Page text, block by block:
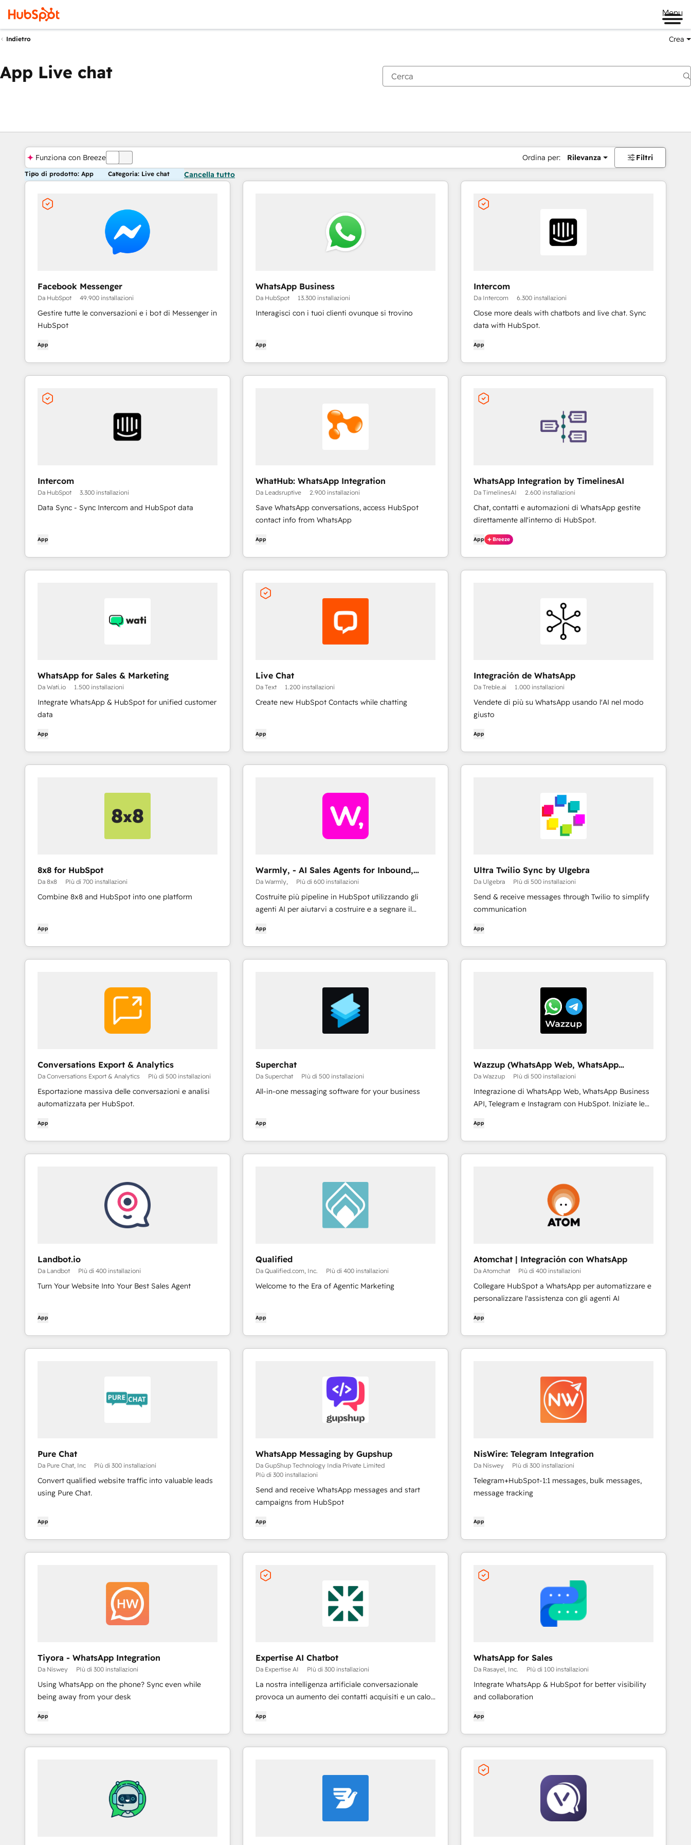
Menu
Indietro Crea
App Live chat
Funziona con BreezeOFF Ordina per: Rilevanza Filtri
Tipo di prodotto: App Categoria: Live chat Cancella tutto
Facebook Messenger
Da HubSpot 49.900 installazioni
Gestire tutte le conversazioni e i bot di Messenger in
HubSpot
App
WhatsApp Business
Da HubSpot 13.300 installazioni
Interagisci con i tuoi clienti ovunque si trovino
App
Intercom
Da Intercom 6.300 installazioni
Close more deals with chatbots and live chat. Sync
data with HubSpot.
App
Intercom
Da HubSpot 3.300 installazioni
Data Sync - Sync Intercom and HubSpot data
App
WhatHub: WhatsApp Integration
Da Leadsruptive 2.900 installazioni
Save WhatsApp conversations, access HubSpot
contact info from WhatsApp
App
WhatsApp Integration by TimelinesAI
Da TimelinesAI 2.600 installazioni
Chat, contatti e automazioni di WhatsApp gestite
direttamente all'interno di HubSpot.
App Breeze
WhatsApp for Sales & Marketing
Da Wati.io 1.500 installazioni
Integrate WhatsApp & HubSpot for unified customer
data
App
Live Chat
Da Text 1.200 installazioni
Create new HubSpot Contacts while chatting
App
Integración de WhatsApp
Da Treble.ai 1.000 installazioni
Vendete di più su WhatsApp usando l'AI nel modo
giusto
App
8x8 for HubSpot
Da 8x8 PIù di 700 installazioni
Combine 8x8 and HubSpot into one platform
App
Warmly, - AI Sales Agents for Inbound,
Outbound, & TAM
Da Warmly, PIù di 600 installazioni
Costruite più pipeline in HubSpot utilizzando gli
agenti AI per aiutarvi a costruire e a segnare il
email, annunci, Linkedin) e poi chiudete i lead caldi
sul vostro sito con il #1 Inbound Prospecting Agent.
App
Ultra Twilio Sync by Ulgebra
Da Ulgebra PIù di 500 installazioni
Send & receive messages through Twilio to simplify
communication
App
Conversations Export & Analytics
Da Conversations Export & Analytics PIù di 500 installazioni
Esportazione massiva delle conversazioni e analisi
automatizzata per HubSpot.
App
Superchat
Da Superchat PIù di 500 installazioni
All-in-one messaging software for your business
App
Wazzup (WhatsApp Web, WhatsApp
Business API and Telegram)
Da Wazzup PIù di 500 installazioni
Integrazione di WhatsApp Web, WhatsApp Business
API, Telegram e Instagram con HubSpot. Iniziate le
HubSpot e memorizzate tutti i messaggi nel CRM.
App
Landbot.io
Da Landbot PIù di 400 installazioni
Turn Your Website Into Your Best Sales Agent
App
Qualified
Da Qualified.com, Inc. PIù di 400 installazioni
Welcome to the Era of Agentic Marketing
App
Atomchat | Integración con WhatsApp
Da Atomchat PIù di 400 installazioni
Collegare HubSpot a WhatsApp per automatizzare e
personalizzare l'assistenza con gli agenti AI
App
Pure Chat
Da Pure Chat, Inc PIù di 300 installazioni
Convert qualified website traffic into valuable leads
using Pure Chat.
App
WhatsApp Messaging by Gupshup
Da GupShup Technology India Private Limited
PIù di 300 installazioni
Send and receive WhatsApp messages and start
campaigns from HubSpot
App
NisWire: Telegram Integration
Da Niswey PIù di 300 installazioni
Telegram+HubSpot-1:1 messages, bulk messages,
message tracking
App
Tiyora - WhatsApp Integration
Da Niswey PIù di 300 installazioni
Using WhatsApp on the phone? Sync even while
being away from your desk
App
Expertise AI Chatbot
Da Expertise AI PIù di 300 installazioni
La nostra intelligenza artificiale conversazionale
provoca un aumento dei contatti acquisiti e un calo
precedenza con il marchio Chatsimple)
App
WhatsApp for Sales
Da Rasayel, Inc. PIù di 100 installazioni
Integrate WhatsApp & HubSpot for better visibility
and collaboration
App
Ti trovi alla paginaPagina
Pagina